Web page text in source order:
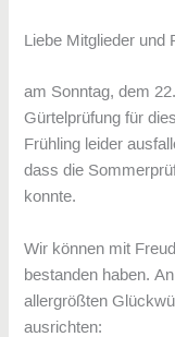
Liebe Mitglieder und
am Sonntag, dem
Gürtelprüfung für
Frühling leider
dass die
konnte.
Wir können mit
bestanden haben.
allergrößten
ausrichten: